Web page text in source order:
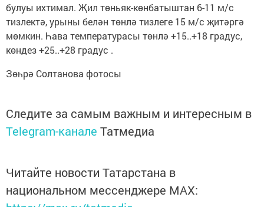
булуы ихтимал. Җил төньяк-көнбатыштан 6-11 м/с
тизлектә, урыны белән төнлә тизлеге 15 м/с җитәргә
мөмкин. Һава температурасы төнлә +15..+18 градус,
көндез +25..+28 градус .
Зөһрә Солтанова фотосы
Следите за самым важным и интересным в
Telegram-канале Татмедиа
Читайте новости Татарстана в
национальном мессенджере MАХ: